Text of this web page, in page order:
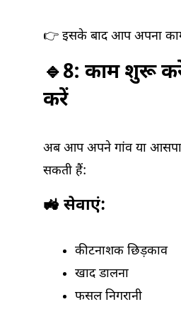
👉 इसके बाद आप अपना
🔹8: काम शुरू
करें
अब आप अपने गांव या
सकती हैं:
🚜 सेवाएं:
कीटनाशक छिड़काव
खाद डालना
फसल निगरानी